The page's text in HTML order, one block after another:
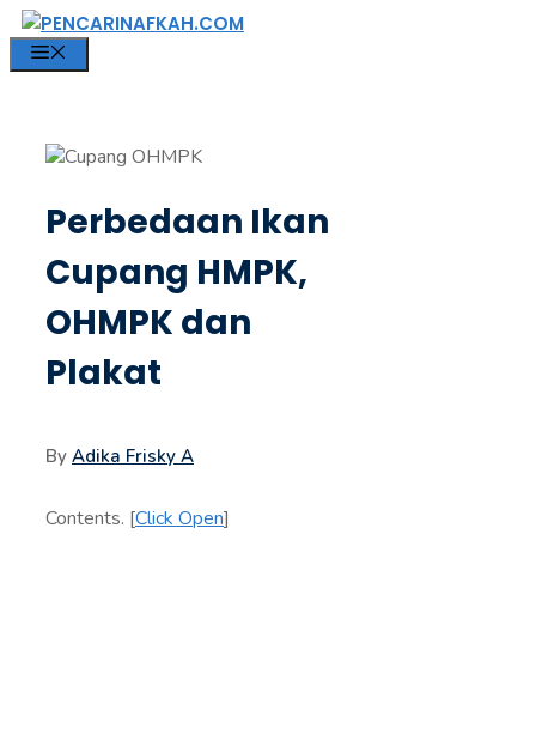
Langsung
ke
isi
Perbedaan Ikan
Cupang HMPK,
OHMPK dan
Plakat
By Adika Frisky A
Contents. [Click Open]